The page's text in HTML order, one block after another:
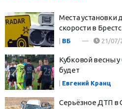
Места установки
скорости в
| ВБ 21/07/
Кубковой весны
будет
Евгений Кранц
Серьёзное ДТП в